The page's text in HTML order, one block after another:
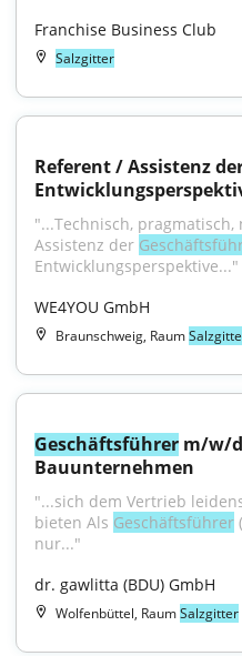
Franchise Business Club
Salzgitter
Referent / Assistenz
"...Technisch,
Assistenz der
Entwicklungsperspektive..."
WE4YOU GmbH
Braunschweig, Raum
Geschäftsführer m/w/
Bauunternehmen
"...sich dem Vertrieb
bieten Als Geschäftsführer
nur..."
dr. gawlitta (BDU) GmbH
Wolfenbüttel, RaumSalzgitter